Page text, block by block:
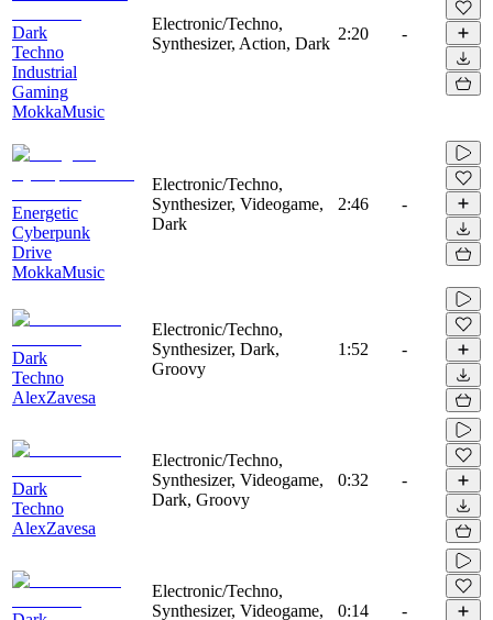
Dark
Techno
Industrial
Gaming
MokkaMusic
Electronic/Techno,
Synthesizer, Action, Dark
2:20 -
Energetic
Cyberpunk
Drive
MokkaMusic
Electronic/Techno,
Synthesizer, Videogame,
Dark
2:46 -
Dark
Techno
AlexZavesa
Electronic/Techno,
Synthesizer, Dark,
Groovy
1:52 -
Dark
Techno
AlexZavesa
Electronic/Techno,
Synthesizer, Videogame,
Dark, Groovy
0:32 -
Electronic/Techno,
Synthesizer, Videogame,
0:14 -